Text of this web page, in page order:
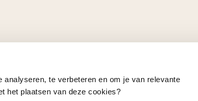
te verbeteren en om je van relevante
het plaatsen van deze cookies?